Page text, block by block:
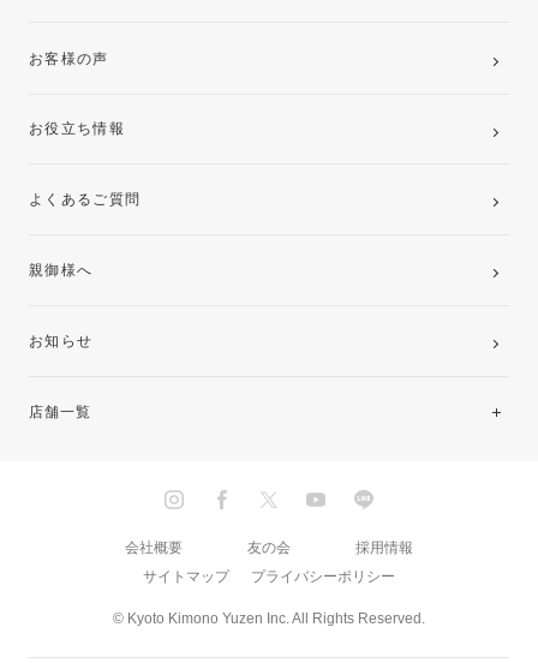
お客様の声
お役立ち情報
よくあるご質問
親御様へ
お知らせ
店舗一覧
© Kyoto Kimono Yuzen Inc. All Rights Reserved.
会社概要 友の会
採用情報
サイトマップ
プライバシーポリシー